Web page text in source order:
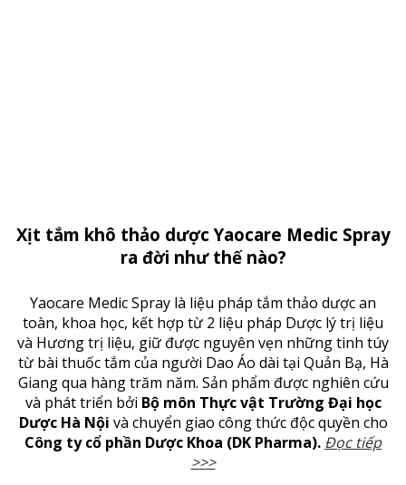
Xịt tắm khô thảo dược Yaocare Medic Spray
ra đời như thế nào?
Yaocare Medic Spray là liệu pháp tắm thảo dược an
toàn, khoa học, kết hợp từ 2 liệu pháp Dược lý trị liệu
và Hương trị liệu, giữ được nguyên vẹn những tinh túy
từ bài thuốc tắm của người Dao Áo dài tại Quản Bạ, Hà
Giang qua hàng trăm năm. Sản phẩm được nghiên cứu
và phát triển bởi Bộ môn Thực vật Trường Đại học
Dược Hà Nội và chuyển giao công thức độc quyền cho
Công ty cổ phần Dược Khoa (DK Pharma). Đọc tiếp
>>>